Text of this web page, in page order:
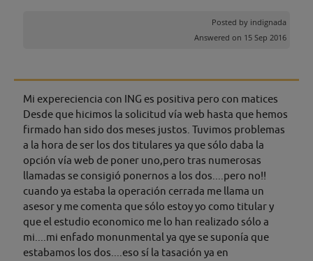
Posted by indignada
Answered on 15 Sep 2016
Mi expereciencia con ING es positiva pero con matices
Desde que hicimos la solicitud vía web hasta que hemos
firmado han sido dos meses justos. Tuvimos problemas
a la hora de ser los dos titulares ya que sólo daba la
opción vía web de poner uno,pero tras numerosas
llamadas se consigió ponernos a los dos....pero no!!
cuando ya estaba la operación cerrada me llama un
asesor y me comenta que sólo estoy yo como titular y
que el estudio economico me lo han realizado sólo a
mi....mi enfado monunmental ya qye se suponía que
estabamos los dos....eso sí la tasación ya en